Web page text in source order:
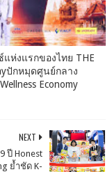
ห่งแรกของไทย THE
ปักหมุดศูนย์กลาง
Economy
NEXT
ปี Honest
ย้ำชัด K-